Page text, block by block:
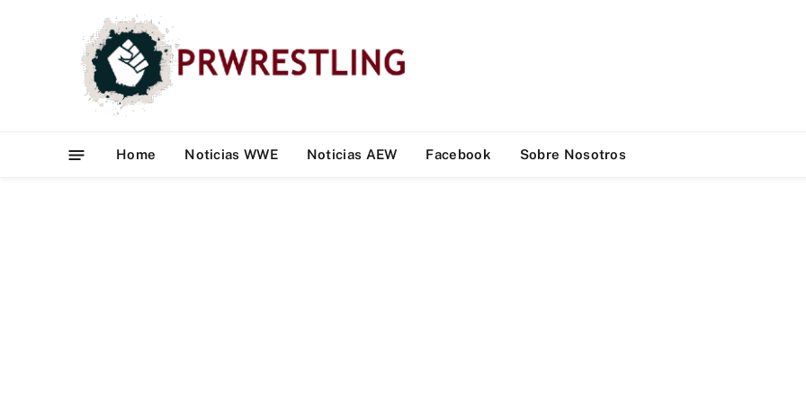
Home Noticias WWE Noticias AEW Facebook Sobre Nosotros